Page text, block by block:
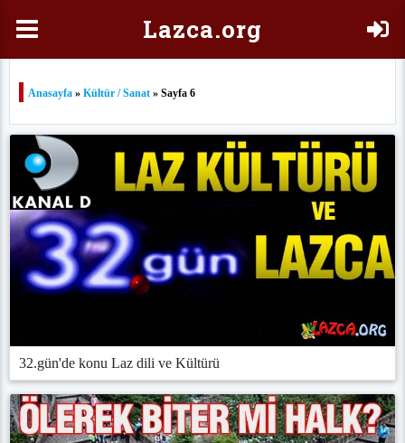
Lazca.org
Anasayfa » Kültür / Sanat » Sayfa 6
32.gün'de konu Laz dili ve Kültürü